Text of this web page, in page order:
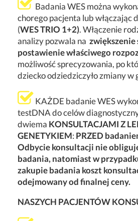
Badania WES można
chorego pacjenta lub włączając
(WES TRIO 1+2). Włączenie
analizy pozwala na zwiększenie
postawienie właściwego
możliwość sprecyzowania, po
dziecko odziedziczyło zmiany w
KAŻDE badanie WES
testDNA do celów
dwiema KONSULTACJAMI Z
GENETYKIEM:PRZED
Odbycie konsultacji nie
badania, natomiast w
zakupie badania koszt
odejmowany od finalnej ceny.
NASZYCH PACJENTÓW